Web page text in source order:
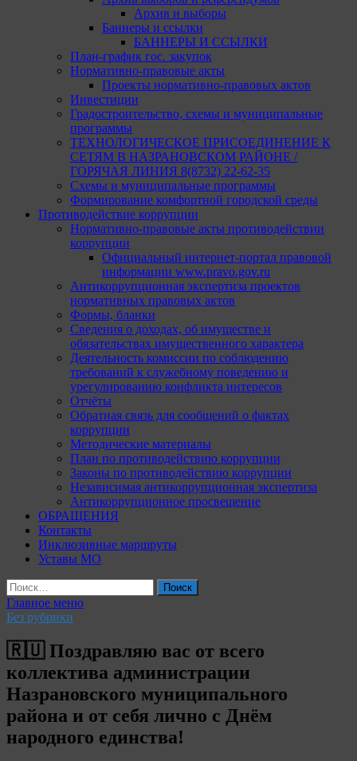
Архив и выборы
Баннеры и ссылки
БАННЕРЫ И ССЫЛКИ
План-график гос. закупок
Нормативно-правовые акты
Проекты нормативно-правовых актов
Инвестиции
Градостроительство, схемы и муниципальные
программы
ТЕХНОЛОГИЧЕСКОЕ ПРИСОЕДИНЕНИЕ К
СЕТЯМ В НАЗРАНОВСКОМ РАЙОНЕ /
ГОРЯЧАЯ ЛИНИЯ 8(8732) 22-62-35
Схемы и муниципальные программы
Формирование комфортной городской среды
Противодействие коррупции
Нормативно-правовые акты противодействии
коррупции
Официальный интернет-портал правовой
информации www.pravo.gov.ru
Антикоррупционная экспертиза проектов
нормативных правовых актов
Формы, бланки
Сведения о доходах, об имуществе и
обязательствах имущественного характера
Деятельность комиссии по соблюдению
требований к служебному поведению и
урегулированию конфликта интересов
Отчёты
Обратная связь для сообщений о фактах
коррупции
Методические материалы
План по противодействию коррупции
Законы по противодействию коррупции
Независимая антикоррупционная экспертиза
Антикоррупционное просвещение
ОБРАЩЕНИЯ
Контакты
Инклюзивные маршруты
Уставы МО
Найти:
Главное меню
Без рубрики
🇷🇺 Поздравляю вас от всего
коллектива администрации
Назрановского муниципального
района и от себя лично с Днём
народного единства!